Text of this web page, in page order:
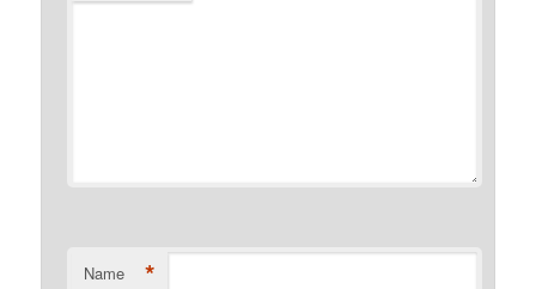
Name *